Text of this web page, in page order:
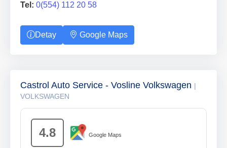
Tel: 0(554) 112 20 58
Detay Google Maps
Castrol Auto Service - Vosline Volkswagen |
VOLKSWAGEN
4.8 Google Maps